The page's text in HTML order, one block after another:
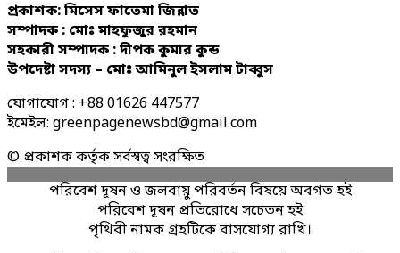
প্রকাশক: মিসেস ফাতেমা জিন্নাত
সম্পাদক : মোঃ মাহফুজুর রহমান
সহকারী সম্পাদক : দীপক কুমার কুন্ড
উপদেষ্টা সদস্য – মোঃ আমিনুল ইসলাম টাব্বুস
যোগাযোগ : +88 01626 447577
ইমেইল: greenpagenewsbd@gmail.com
© প্রকাশক কর্তৃক সর্বস্বত্ব সংরক্ষিত
পরিবেশ দূষন ও জলবায়ু পরিবর্তন বিষয়ে অবগত হই
পরিবেশ দূষন প্রতিরোধে সচেতন হই
পৃথিবী নামক গ্রহটিকে বাসযোগ্য রাখি।